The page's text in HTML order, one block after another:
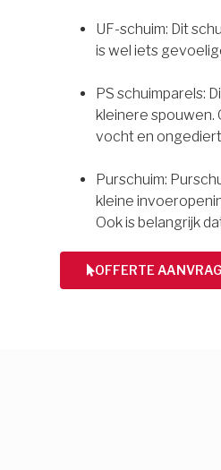
UF-schuim: Dit
is wel iets
PS schuimparels:
kleinere spouwen.
vocht en
Purschuim:
kleine
Ook is belangrijk
OFFERTE